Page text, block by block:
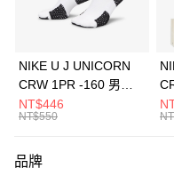
上海商業儲蓄銀行
元大商業銀行
台灣樂天信用卡公司
Apple Pay
全盈+PAY
AFTEE先享後付
【關於「AFTEE先享後付」】
NIKE U J UNICORN
CRW 1PR -160 男女
中統襪 FZ3393100
NT$446
NT$550
品牌